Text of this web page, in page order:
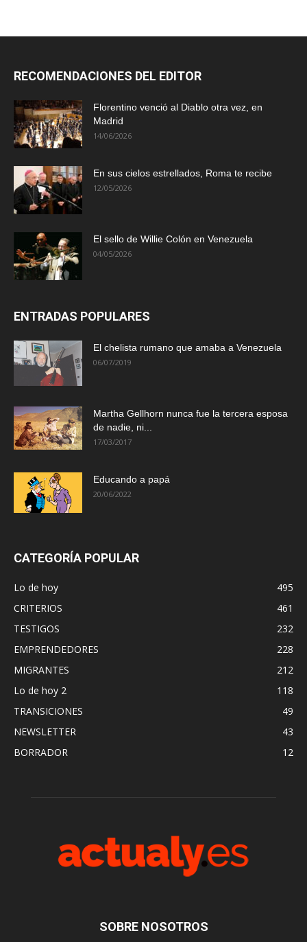
RECOMENDACIONES DEL EDITOR
Florentino venció al Diablo otra vez, en
Madrid
14/06/2026
En sus cielos estrellados, Roma te recibe
12/05/2026
El sello de Willie Colón en Venezuela
04/05/2026
ENTRADAS POPULARES
El chelista rumano que amaba a Venezuela
06/07/2019
Martha Gellhorn nunca fue la tercera esposa
de nadie, ni...
17/03/2017
Educando a papá
20/06/2022
CATEGORÍA POPULAR
Lo de hoy
495
CRITERIOS
461
TESTIGOS
232
EMPRENDEDORES
228
MIGRANTES
212
Lo de hoy 2
118
TRANSICIONES
49
NEWSLETTER
43
BORRADOR
12
SOBRE NOSOTROS